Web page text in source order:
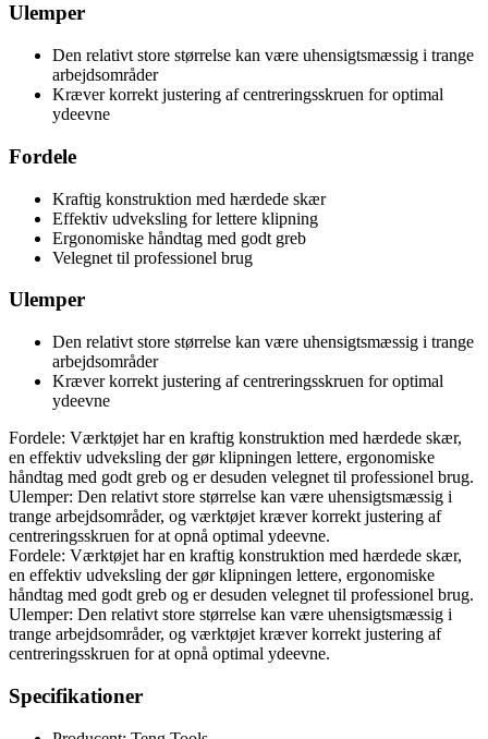
Ulemper
Den relativt store størrelse kan være uhensigtsmæssig i trange
arbejdsområder
Kræver korrekt justering af centreringsskruen for optimal
ydeevne
Fordele
Kraftig konstruktion med hærdede skær
Effektiv udveksling for lettere klipning
Ergonomiske håndtag med godt greb
Velegnet til professionel brug
Ulemper
Den relativt store størrelse kan være uhensigtsmæssig i trange
arbejdsområder
Kræver korrekt justering af centreringsskruen for optimal
ydeevne
Fordele: Værktøjet har en kraftig konstruktion med hærdede skær,
en effektiv udveksling der gør klipningen lettere, ergonomiske
håndtag med godt greb og er desuden velegnet til professionel brug.
Ulemper: Den relativt store størrelse kan være uhensigtsmæssig i
trange arbejdsområder, og værktøjet kræver korrekt justering af
centreringsskruen for at opnå optimal ydeevne.
Fordele: Værktøjet har en kraftig konstruktion med hærdede skær,
en effektiv udveksling der gør klipningen lettere, ergonomiske
håndtag med godt greb og er desuden velegnet til professionel brug.
Ulemper: Den relativt store størrelse kan være uhensigtsmæssig i
trange arbejdsområder, og værktøjet kræver korrekt justering af
centreringsskruen for at opnå optimal ydeevne.
Specifikationer